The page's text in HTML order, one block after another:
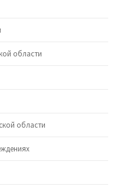
области
области